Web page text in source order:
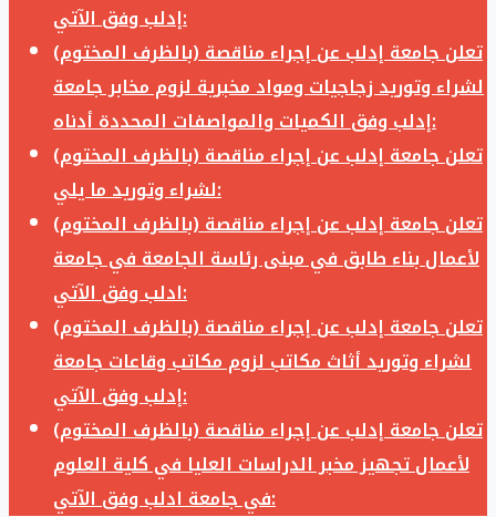
إدلب وفق الآتي:
تعلن جامعة إدلب عن إجراء مناقصة (بالظرف المختوم)
لشراء وتوريد زجاجيات ومواد مخبرية لزوم مخابر جامعة
إدلب وفق الكميات والمواصفات المحددة أدناه:
تعلن جامعة إدلب عن إجراء مناقصة (بالظرف المختوم)
لشراء وتوريد ما يلي:
تعلن جامعة إدلب عن إجراء مناقصة (بالظرف المختوم)
لأعمال بناء طابق في مبنى رئاسة الجامعة في جامعة
ادلب وفق الآتي:
تعلن جامعة إدلب عن إجراء مناقصة (بالظرف المختوم)
لشراء وتوريد أثاث مكاتب لزوم مكاتب وقاعات جامعة
إدلب وفق الآتي:
تعلن جامعة إدلب عن إجراء مناقصة (بالظرف المختوم)
لأعمال تجهيز مخبر الدراسات العليا في كلية العلوم
في جامعة ادلب وفق الآتي: